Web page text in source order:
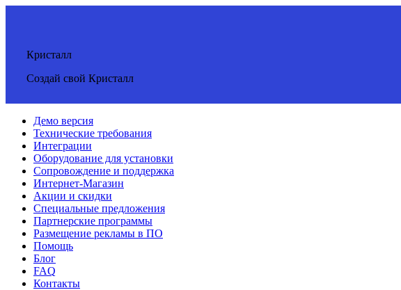
Кристалл
Создай свой Кристалл
Демо версия
Технические требования
Интеграции
Оборудование для установки
Сопровождение и поддержка
Интернет-Магазин
Акции и скидки
Специальные предложения
Партнерские программы
Размещение рекламы в ПО
Помощь
Блог
FAQ
Контакты